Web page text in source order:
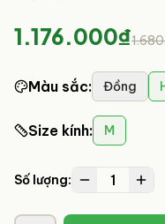
1.176.000₫
Màu sắc: Đồng
Size kính: M
Số lượng: 1